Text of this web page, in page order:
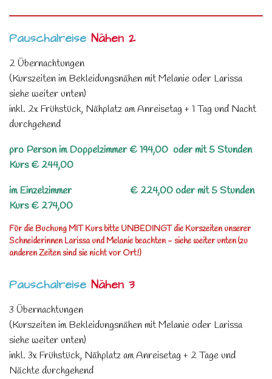
Pauschalreise Nähen 2
2 Übernachtungen
(Kurszeiten im Bekleidungsnähen mit Melanie oder Larissa
siehe weiter unten)
inkl. 2x Frühstück, Nähplatz am Anreisetag + 1 Tag und Nacht
durchgehend
pro Person im Doppelzimmer € 194,00 oder mit 5 Stunden
Kurs € 244,00
im Einzelzimmer € 224,00 oder mit 5 Stunden
Kurs € 274,00
Für die Buchung MIT Kurs bitte UNBEDINGT die Kurszeiten unserer
Schneiderinnen Larissa und Melanie beachten - siehe weiter unten (zu
anderen Zeiten sind sie nicht vor Ort!)
Pauschalreise Nähen 3
3 Übernachtungen
(Kurszeiten im Bekleidungsnähen mit Melanie oder Larissa
siehe weiter unten)
inkl. 3x Frühstück, Nähplatz am Anreisetag + 2 Tage und
Nächte durchgehend